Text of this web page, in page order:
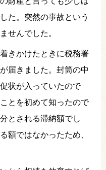
た。突然の事故という
せんでした。
きかけたときに税務署
届きました。封筒の中
状が入っていたので
とを初めて知ったので
とされる滞納額でし
額ではなかったため、